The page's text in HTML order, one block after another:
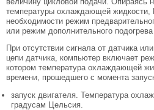
температуры охлаждающей жидкости,
необходимости режим
или режим дополнительного подогрева
При отсутствии сигнала от датчика
цепи датчика, компьютер включает
котором температура охлаждающей
времени, прошедшего с момента
запуск двигателя. Температура
градусам Цельсия.